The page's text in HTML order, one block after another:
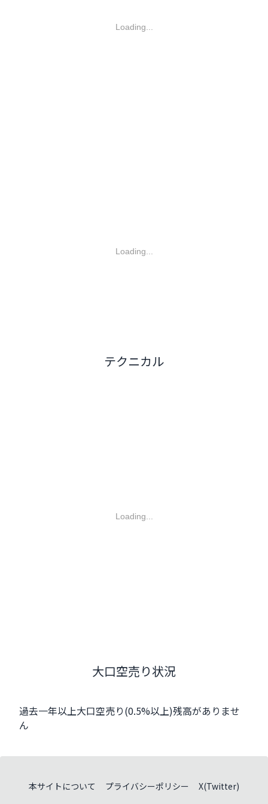
Loading...
Loading...
テクニカル
Loading...
大口空売り状況
過去一年以上大口空売り(0.5%以上)残高がありませ
ん
本サイトについて プライバシーポリシー X(Twitter)